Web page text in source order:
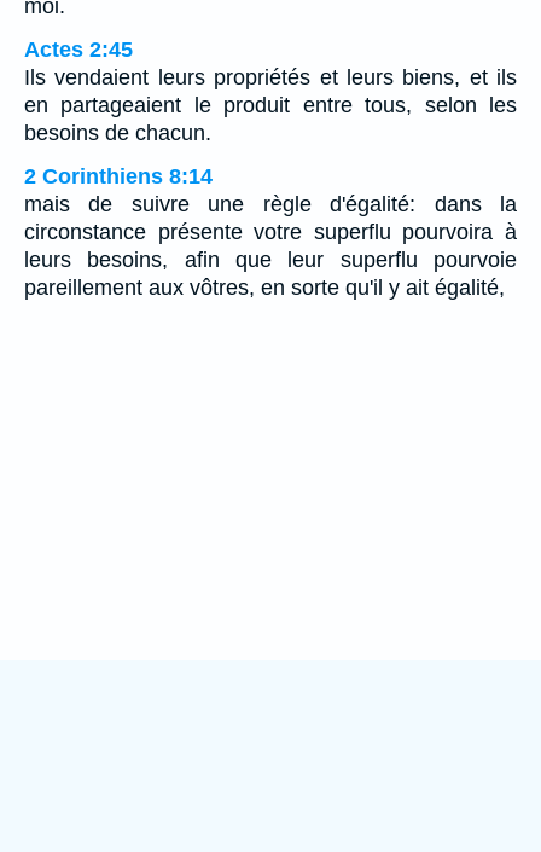
moi.
Actes 2:45
Ils vendaient leurs propriétés et leurs biens, et ils
en partageaient le produit entre tous, selon les
besoins de chacun.
2 Corinthiens 8:14
mais de suivre une règle d'égalité: dans la
circonstance présente votre superflu pourvoira à
leurs besoins, afin que leur superflu pourvoie
pareillement aux vôtres, en sorte qu'il y ait égalité,